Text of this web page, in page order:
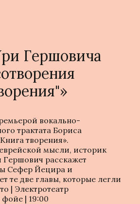
Гершовича
вокально-
трактата Бориса
творения».
мысли, историк
расскажет
Сефер Йецира и
те две главы, которые легли
| Электротеатр
| 19:00